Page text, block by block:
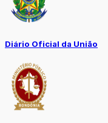
Diário Oficial da União